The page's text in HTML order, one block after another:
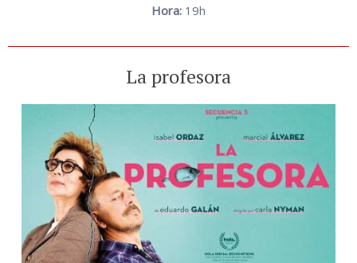
Hora: 19h
La profesora